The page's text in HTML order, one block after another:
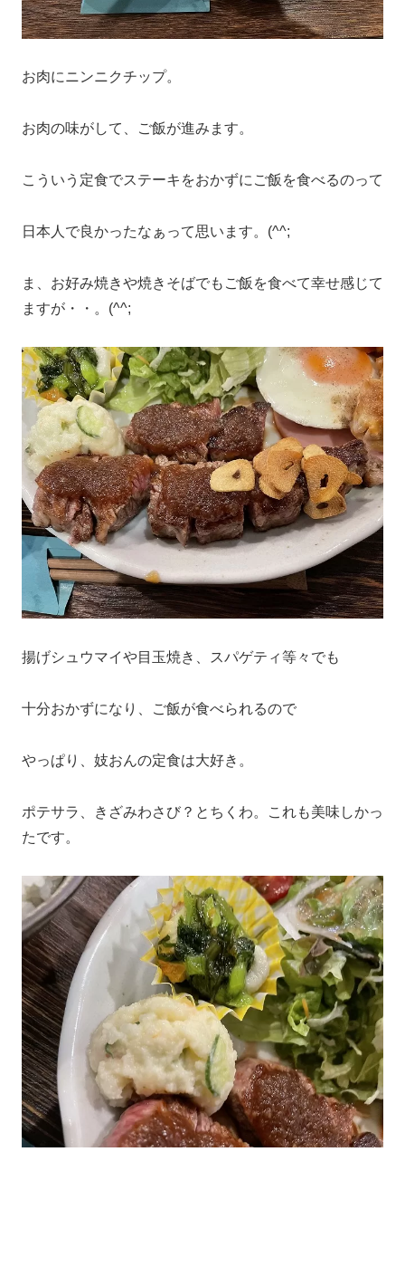
お肉にニンニクチップ。
お肉の味がして、ご飯が進みます。
こういう定食でステーキをおかずにご飯を食べるのって
日本人で良かったなぁって思います。(^^;
ま、お好み焼きや焼きそばでもご飯を食べて幸せ感じて
ますが・・。(^^;
揚げシュウマイや目玉焼き、スパゲティ等々でも
十分おかずになり、ご飯が食べられるので
やっぱり、妓おんの定食は大好き。
ポテサラ、きざみわさび？とちくわ。これも美味しかっ
たです。